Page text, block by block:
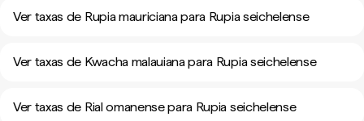
Ver taxas de Rupia mauriciana para Rupia seichelense
Ver taxas de Kwacha malauiana para Rupia seichelense
Ver taxas de Rial omanense para Rupia seichelense